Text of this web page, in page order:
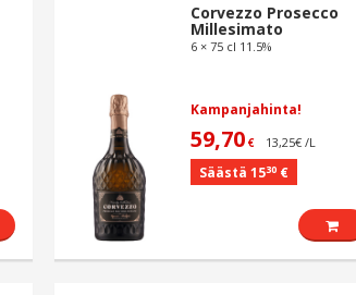
Corvezzo Prosecco
Millesimato
6 × 75 cl 11.5%
Kampanjahinta!
59,70 € 13,25€ /L
Säästä 1530 €